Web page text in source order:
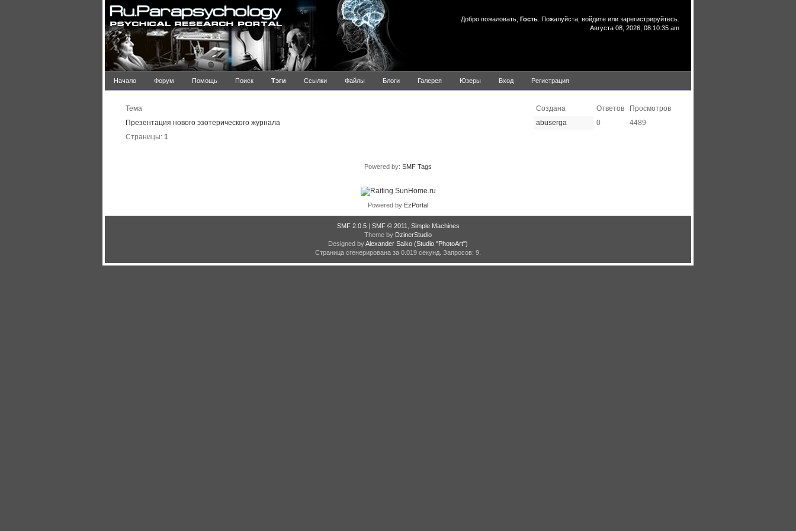
Добро пожаловать, Гость . Пожалуйста, войдите или зарегистрируйтесь
Августа 08, 2026, 08:10:35 am
Начало Форум Помощь Поиск Тэги Ссылки Файлы Блоги Галерея Юзеры Вход Регистрация
Тема
Создана Ответов
Просмотров
Презентация нового эзотерического журнала
abuserga 0
4489
Страницы: 1
Powered by: SMF Tags
Powered by EzPortal
SMF 2.0.5| SMF © 2011
Simple Machines
Theme by DzinerStudio
Designed byAlexander Saiko (Studio "PhotoArt")
Страница сгенерирована за 0.019 секунд. Запросов: 9.